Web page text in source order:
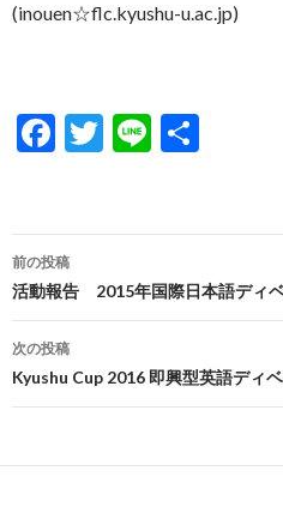
(inouen☆flc.kyushu-u.ac.jp)
F
b
o
o
k
T
er
Li
投
稿
ナ
ビ
ー
前の投稿
活動報告 2015年国際日本語ディ
次の投稿
Kyushu Cup 2016 即興型英語ディ